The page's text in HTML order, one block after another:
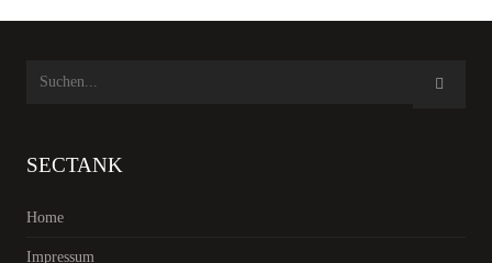
SECTANK
Home
Impressum